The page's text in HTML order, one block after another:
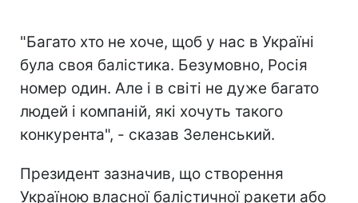
"Багато хто не хоче, щоб у нас в Україні
була своя балістика. Безумовно, Росія
номер один. Але і в світі не дуже багато
людей і компаній, які хочуть такого
конкурента", - сказав Зеленський.
Президент зазначив, що створення
Україною власної балістичної ракети або